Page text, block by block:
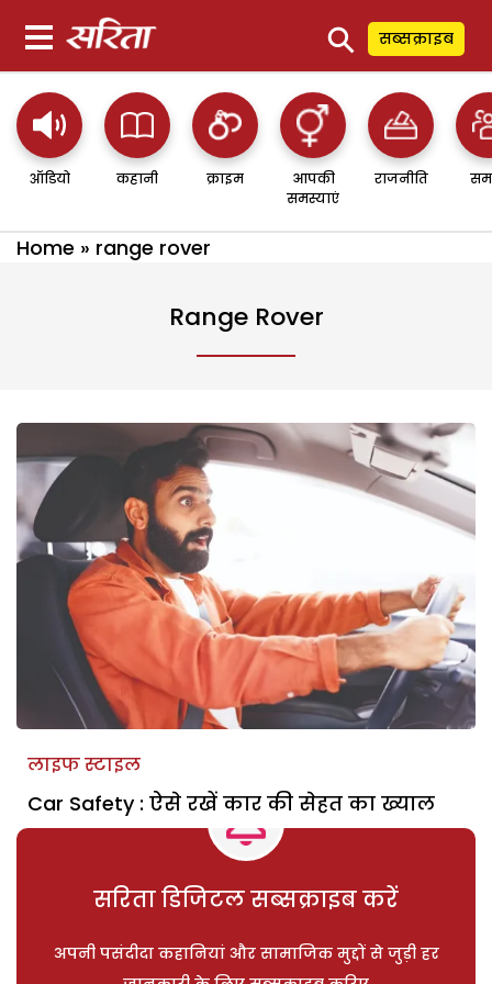
⚲ सब्सक्राइब
ऑडियो कहानी क्राइम
आपकी
समस्याएं
राजनीति
Home » range rover
Range Rover
लाइफ स्टाइल
Car Safety : ऐसे रखें कार की सेहत का ख्याल
सरिता डिजिटल सब्सक्राइब करें
अपनी पसंदीदा कहानियां और सामाजिक मुद्दों से जुड़ी हर